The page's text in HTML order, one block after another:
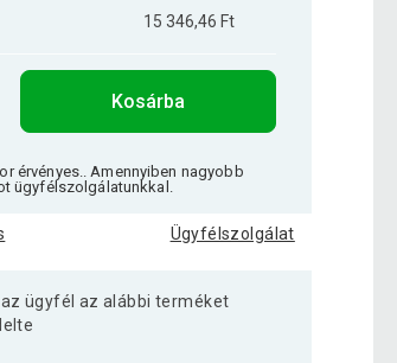
15 346,46 Ft
Kosárba
érvényes.. Amennyiben nagyobb
ügyfélszolgálatunkkal.
Ügyfélszolgálat
az ügyfél az alábbi terméket